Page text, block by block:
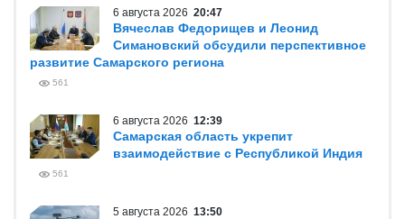
6 августа 2026 20:47
Вячеслав Федорищев и Леонид
Симановский обсудили перспективное
развитие Самарского региона
561
6 августа 2026 12:39
Самарская область укрепит
взаимодействие с Республикой Индия
561
5 августа 2026 13:50